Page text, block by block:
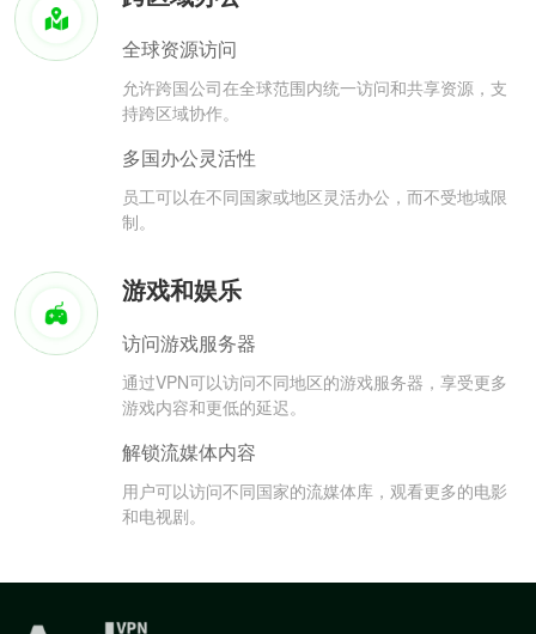
全球资源访问
允许跨国公司在全球范围内统一访问和共享资源，支
持跨区域协作。
多国办公灵活性
员工可以在不同国家或地区灵活办公，而不受地域限
制。
游戏和娱乐
访问游戏服务器
通过VPN可以访问不同地区的游戏服务器，享受更多
游戏内容和更低的延迟。
解锁流媒体内容
用户可以访问不同国家的流媒体库，观看更多的电影
和电视剧。